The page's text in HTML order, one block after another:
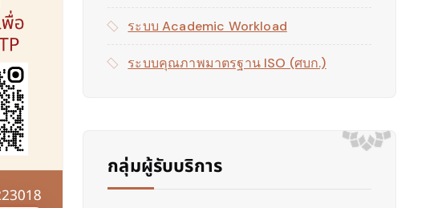
ระบบ Academic Workload
ระบบคุณภาพมาตรฐาน ISO (ศบก.)
กลุ่มผู้รับบริการ